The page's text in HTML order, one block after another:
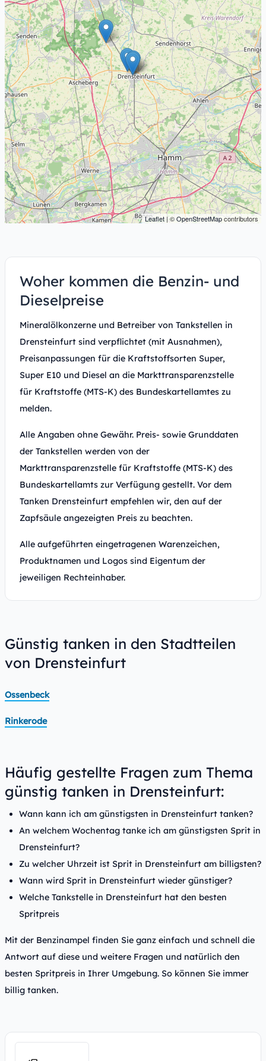
Leaflet | ©OpenStreetMapcontributors
Woher kommen die Benzin- und
Dieselpreise
Mineralölkonzerne und Betreiber von Tankstellen in
Drensteinfurt sind verpflichtet (mit Ausnahmen),
Preisanpassungen für die Kraftstoffsorten Super,
Super E10 und Diesel an die Markttransparenzstelle
für Kraftstoffe (MTS-K) des Bundeskartellamtes zu
melden.
Alle Angaben ohne Gewähr. Preis- sowie Grunddaten
der Tankstellen werden von der
Markttransparenzstelle für Kraftstoffe (MTS-K) des
Bundeskartellamts zur Verfügung gestellt. Vor dem
Tanken Drensteinfurt empfehlen wir, den auf der
Zapfsäule angezeigten Preis zu beachten.
Alle aufgeführten eingetragenen Warenzeichen,
Produktnamen und Logos sind Eigentum der
jeweiligen Rechteinhaber.
Günstig tanken in den Stadtteilen
von Drensteinfurt
Ossenbeck
Rinkerode
Häufig gestellte Fragen zum Thema
günstig tanken in Drensteinfurt:
Wann kann ich am günstigsten in Drensteinfurt tanken?
An welchem Wochentag tanke ich am günstigsten Sprit in
Drensteinfurt?
Zu welcher Uhrzeit ist Sprit in Drensteinfurt am billigsten?
Wann wird Sprit in Drensteinfurt wieder günstiger?
Welche Tankstelle in Drensteinfurt hat den besten
Spritpreis
Mit der Benzinampel finden Sie ganz einfach und schnell die
Antwort auf diese und weitere Fragen und natürlich den
besten Spritpreis in Ihrer Umgebung. So können Sie immer
billig tanken.